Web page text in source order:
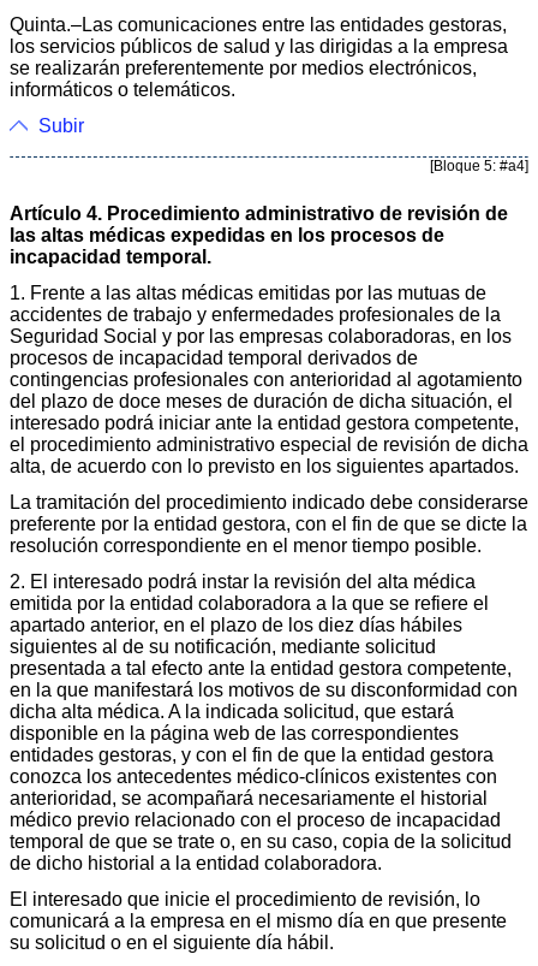
Quinta.–Las comunicaciones entre las entidades gestoras,
los servicios públicos de salud y las dirigidas a la empresa
se realizarán preferentemente por medios electrónicos,
informáticos o telemáticos.
Subir
[Bloque 5: #a4]
Artículo 4. Procedimiento administrativo de revisión de
las altas médicas expedidas en los procesos de
incapacidad temporal.
1. Frente a las altas médicas emitidas por las mutuas de
accidentes de trabajo y enfermedades profesionales de la
Seguridad Social y por las empresas colaboradoras, en los
procesos de incapacidad temporal derivados de
contingencias profesionales con anterioridad al agotamiento
del plazo de doce meses de duración de dicha situación, el
interesado podrá iniciar ante la entidad gestora competente,
el procedimiento administrativo especial de revisión de dicha
alta, de acuerdo con lo previsto en los siguientes apartados.
La tramitación del procedimiento indicado debe considerarse
preferente por la entidad gestora, con el fin de que se dicte la
resolución correspondiente en el menor tiempo posible.
2. El interesado podrá instar la revisión del alta médica
emitida por la entidad colaboradora a la que se refiere el
apartado anterior, en el plazo de los diez días hábiles
siguientes al de su notificación, mediante solicitud
presentada a tal efecto ante la entidad gestora competente,
en la que manifestará los motivos de su disconformidad con
dicha alta médica. A la indicada solicitud, que estará
disponible en la página web de las correspondientes
entidades gestoras, y con el fin de que la entidad gestora
conozca los antecedentes médico-clínicos existentes con
anterioridad, se acompañará necesariamente el historial
médico previo relacionado con el proceso de incapacidad
temporal de que se trate o, en su caso, copia de la solicitud
de dicho historial a la entidad colaboradora.
El interesado que inicie el procedimiento de revisión, lo
comunicará a la empresa en el mismo día en que presente
su solicitud o en el siguiente día hábil.